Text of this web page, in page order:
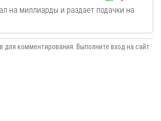
на миллиарды и раздает подачки на
для комментирования. Выполните вход на сайт